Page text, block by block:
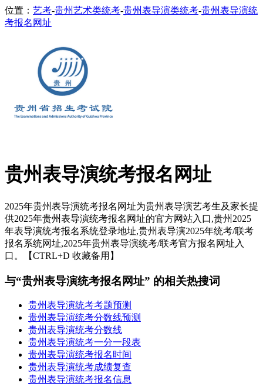
位置： 艺考-贵州艺术类统考-贵州表导演类统考-贵州表导演统
考报名网址
贵州表导演统考报名网址
2025年贵州表导演统考报名网址为贵州表导演艺考生及家长提
供2025年贵州表导演统考报名网址的官方网站入口,贵州2025
年表导演统考报名系统登录地址,贵州表导演2025年统考/联考
报名系统网址,2025年贵州表导演统考/联考官方报名网址入
口。【CTRL+D 收藏备用】
与“贵州表导演统考报名网址” 的相关热搜词
贵州表导演统考考题预测
贵州表导演统考分数线预测
贵州表导演统考分数线
贵州表导演统考一分一段表
贵州表导演统考报名时间
贵州表导演统考成绩复查
贵州表导演统考报名信息